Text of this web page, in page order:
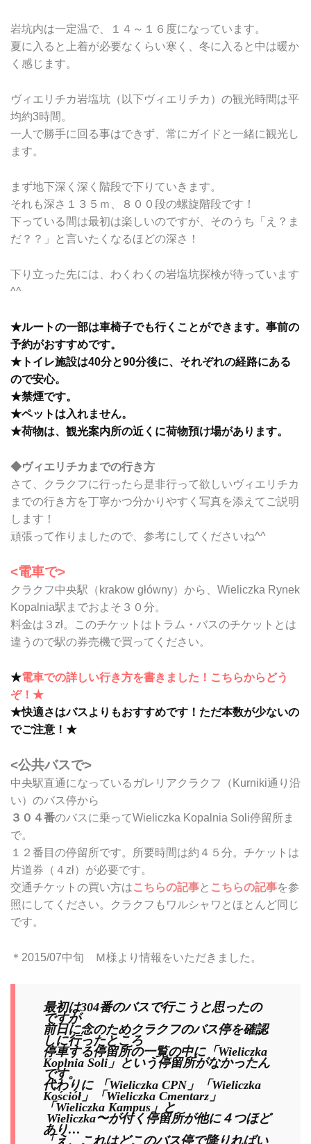
岩坑内は一定温で、１４～１６度になっています。
夏に入ると上着が必要なくらい寒く、冬に入ると中は暖か
く感じます。
ヴィエリチカ岩塩坑（以下ヴィエリチカ）の観光時間は平
均約3時間。
一人で勝手に回る事はできず、常にガイドと一緒に観光し
ます。
まず地下深く深く階段で下りていきます。
それも深さ１３５ｍ、８００段の螺旋階段です！
下っている間は最初は楽しいのですが、そのうち「え？ま
だ？？」と言いたくなるほどの深さ！
下り立った先には、わくわくの岩塩坑探検が待っています
^^
★ルートの一部は車椅子でも行くことができます。事前の
予約がおすすめです。
★トイレ施設は40分と90分後に、それぞれの経路にある
ので安心。
★禁煙です。
★ペットは入れません。
★荷物は、観光案内所の近くに荷物預け場があります。
◆ヴィエリチカまでの行き方
さて、クラクフに行ったら是非行って欲しいヴィエリチカ
までの行き方を丁寧かつ分かりやすく写真を添えてご説明
します！
頑張って作りましたので、参考にしてくださいね^^
<電車で>
クラクフ中央駅（krakow główny）から、Wieliczka Rynek
Kopalnia駅までおよそ３０分。
料金は３zł。このチケットはトラム・バスのチケットとは
違うので駅の券売機で買ってください。
★電車での詳しい行き方を書きました！こちらからどう
ぞ！★
★快適さはバスよりもおすすめです！ただ本数が少ないの
でご注意！★
<公共バスで>
中央駅直通になっているガレリアクラクフ（Kurniki通り沿
い）のバス停から
３０４番のバスに乗ってWieliczka Kopalnia Soli停留所ま
で。
１２番目の停留所です。所要時間は約４５分。チケットは
片道券（４zł）が必要です。
交通チケットの買い方はこちらの記事と こちらの記事を参
照にしてください。クラクフもワルシャワとほとんど同じ
です。
＊2015/07中旬 Ｍ様より情報をいただきました。
最初は304番のバスで行こうと思ったの
ですが
前日に念のためクラクフのバス停を確認
しに行ったところ
停車する停留所の一覧の中に「Wieliczka
Koplnia Soli」という停留所がなかったん
です。
代わりに 「Wieliczka CPN」「Wieliczka
Kościół」「Wieliczka Cmentarz」
「Wieliczka Kampus」と
Wieliczka〜が付く停留所が他に４つほど
あり…
「え、これはどこのバス停で降りればい